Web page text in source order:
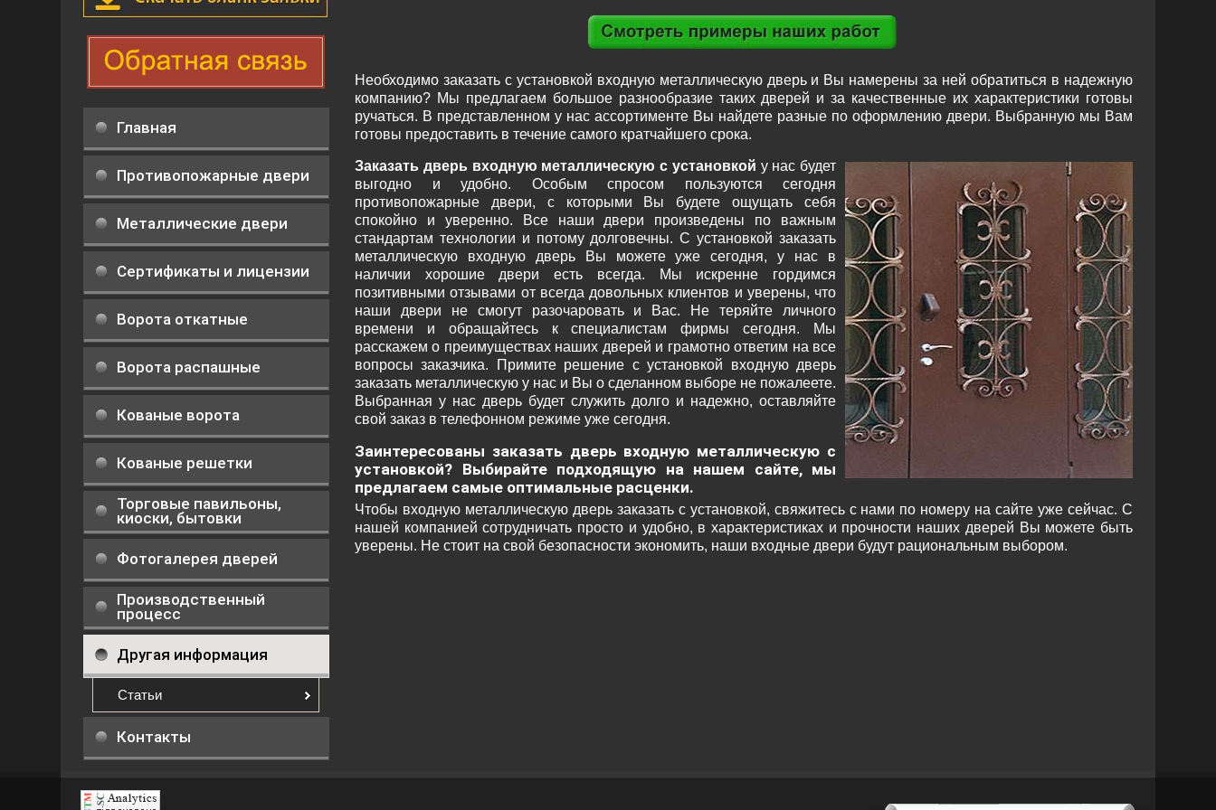
Главная
Противопожарные двери
Металлические двери
Сертификаты и лицензии
Ворота откатные
Ворота распашные
Кованые ворота
Кованые решетки
Торговые павильоны,
киоски, бытовки
Фотогалерея дверей
Производственный
процесс
Другая информация
Статьи
Контакты
Необходимо заказать с установкой входную металлическую дверь и Вы намерены за ней обратиться в надежную
компанию? Мы предлагаем большое разнообразие таких дверей и за качественные их характеристики готовы
ручаться. В представленном у нас ассортименте Вы найдете разные по оформлению двери. Выбранную мы Вам
готовы предоставить в течение самого кратчайшего срока.
Заказать дверь входную металлическую с установкой у нас будет
выгодно и удобно. Особым спросом пользуются сегодня
противопожарные двери, с которыми Вы будете ощущать себя
спокойно и уверенно. Все наши двери произведены по важным
стандартам технологии и потому долговечны. С установкой заказать
металлическую входную дверь Вы можете уже сегодня, у нас в
наличии хорошие двери есть всегда. Мы искренне гордимся
позитивными отзывами от всегда довольных клиентов и уверены, что
наши двери не смогут разочаровать и Вас. Не теряйте личного
времени и обращайтесь к специалистам фирмы сегодня. Мы
расскажем о преимуществах наших дверей и грамотно ответим на все
вопросы заказчика. Примите решение с установкой входную дверь
заказать металлическую у нас и Вы о сделанном выборе не пожалеете.
Выбранная у нас дверь будет служить долго и надежно, оставляйте
свой заказ в телефонном режиме уже сегодня.
Заинтересованы заказать дверь входную металлическую с
установкой? Выбирайте подходящую на нашем сайте, мы
предлагаем самые оптимальные расценки.
Чтобы входную металлическую дверь заказать с установкой, свяжитесь с нами по номеру на сайте уже сейчас. С
нашей компанией сотрудничать просто и удобно, в характеристиках и прочности наших дверей Вы можете быть
уверены. Не стоит на свой безопасности экономить, наши входные двери будут рациональным выбором.